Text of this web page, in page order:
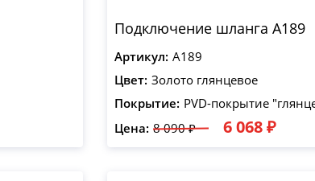
Подключение шланга A189
Артикул: A189
Цвет: Золото глянцевое
Покрытие: PVD-покрытие
Цена: 8 090 ₽ 6 068 ₽